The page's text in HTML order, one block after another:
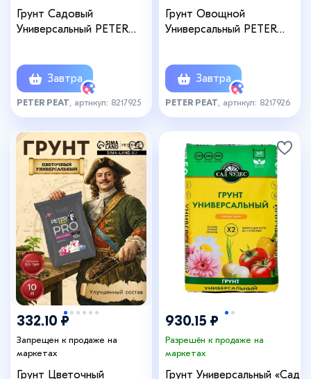
Грунт Садовый
Универсальный PETER
Завтра
PETER PEAT , артикул: 8217925
Грунт Овощной
Универсальный PETER
Завтра
PETER PEAT , артикул: 8217926
332.10 ₽
Запрещен к продаже на
маркетах
Грунт Цветочный
930.15 ₽
Разрешён к продаже на
маркетах
Грунт Универсальный «Сад